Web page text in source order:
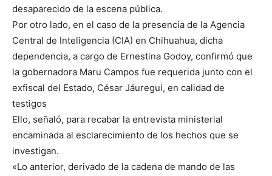
desaparecido de la escena pública.
Por otro lado, en el caso de la presencia de la Agencia
Central de Inteligencia (CIA) en Chihuahua, dicha
dependencia, a cargo de Ernestina Godoy, confirmó que
la gobernadora Maru Campos fue requerida junto con el
exfiscal del Estado, César Jáuregui, en calidad de
testigos
Ello, señaló, para recabar la entrevista ministerial
encaminada al esclarecimiento de los hechos que se
investigan.
«Lo anterior, derivado de la cadena de mando de las